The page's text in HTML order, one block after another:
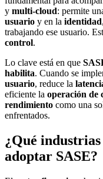
y multi-cloud: permite
usuario y en la identidad
trabajando ese usuario.
control.
Lo clave está en que
habilita. Cuando se
usuario, reduce la
eficiente la operación de
rendimiento como una
enfrentados.
¿Qué
adoptar SASE?